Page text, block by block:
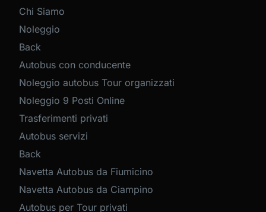
Chi Siamo
Noleggio
Back
Autobus con conducente
Noleggio autobus Tour organizzati
Noleggio 9 Posti Online
Trasferimenti privati
Autobus servizi
Back
Navetta Autobus da Fiumicino
Navetta Autobus da Ciampino
Autobus per Tour privati